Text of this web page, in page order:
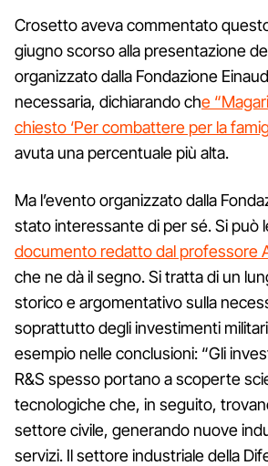
Crosetto aveva commentato
giugno scorso alla presentazione
organizzato dalla Fondazione
necessaria, dichiarando che
chiesto ‘Per combattere per la
avuta una percentuale più alta.
Ma l’evento organizzato dalla
stato interessante di per sé. Si può
documento redatto dal professore
che ne dà il segno. Si tratta di un
storico e argomentativo sulla
soprattutto degli investimenti
esempio nelle conclusioni: “Gli
R&S spesso portano a scoperte
tecnologiche che, in seguito,
settore civile, generando nuove
servizi. Il settore industriale della